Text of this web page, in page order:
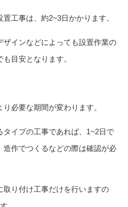
工事は、約2~3日かかります。
ザインなどによっても設置作業の
目安となります。
必要な期間が変わります。
タイプの工事であれば、1~2日で
造作でつくるなどの際は確認が必
取り付け工事だけを行いますの